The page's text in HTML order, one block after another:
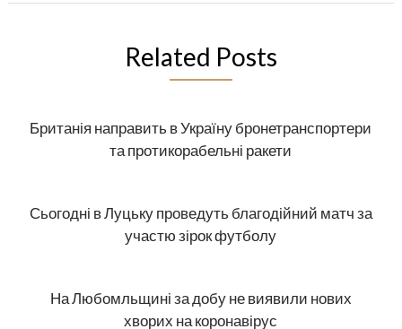
Related Posts
Британія направить в Україну бронетранспортери
та протикорабельні ракети
Сьогодні в Луцьку проведуть благодійний матч за
участю зірок футболу
На Любомльщині за добу не виявили нових
хворих на коронавірус